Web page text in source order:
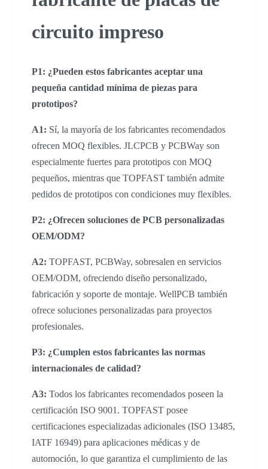
circuito impreso
P1: ¿Pueden estos fabricantes aceptar una
pequeña cantidad mínima de piezas para
prototipos?
A1: Sí, la mayoría de los fabricantes recomendados
ofrecen MOQ flexibles. JLCPCB y PCBWay son
especialmente fuertes para prototipos con MOQ
pequeños, mientras que TOPFAST también admite
pedidos de prototipos con condiciones muy flexibles.
P2: ¿Ofrecen soluciones de PCB personalizadas
OEM/ODM?
A2: TOPFAST, PCBWay, sobresalen en servicios
OEM/ODM, ofreciendo diseño personalizado,
fabricación y soporte de montaje. WellPCB también
ofrece soluciones personalizadas para proyectos
profesionales.
P3: ¿Cumplen estos fabricantes las normas
internacionales de calidad?
A3: Todos los fabricantes recomendados poseen la
certificación ISO 9001. TOPFAST posee
certificaciones especializadas adicionales (ISO 13485,
IATF 16949) para aplicaciones médicas y de
automoción, lo que garantiza el cumplimiento de las